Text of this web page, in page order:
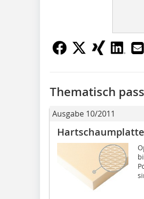
Thematisch
Ausgabe 10/2011